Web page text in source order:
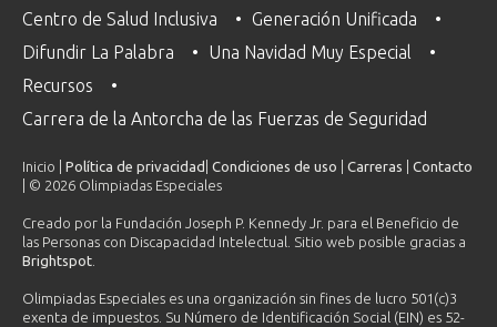
Centro de Salud Inclusiva
Generación Unificada
Difundir La Palabra
Una Navidad Muy Especial
Recursos
Carrera de la Antorcha de las Fuerzas de Seguridad
Inicio | Política de privacidad Condiciones de uso Carreras
Contacto
| © 2026 Olimpiadas Especiales
Creado por la Fundación Joseph P. Kennedy Jr. para el Beneficio de
las Personas con Discapacidad Intelectual. Sitio web posible gracias a
Brightspot
Olimpiadas Especiales es una organización sin fines de lucro 501(c)3
exenta de impuestos. Su Número de Identificación Social (EIN) es 52-